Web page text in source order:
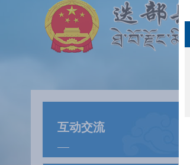
互动交流